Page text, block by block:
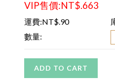
VIP售價:NT$.663
運費:NT$.90
數量:
ADD TO CART